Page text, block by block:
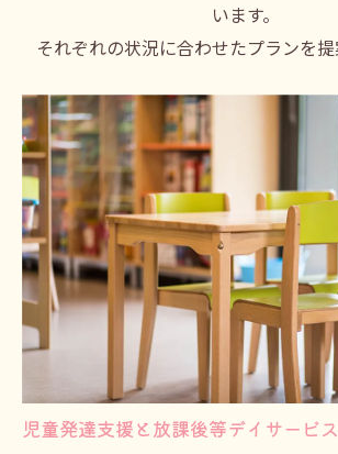
います。
それぞれの状況に合わせたプランを提
児童発達支援と放課後等デイサービ